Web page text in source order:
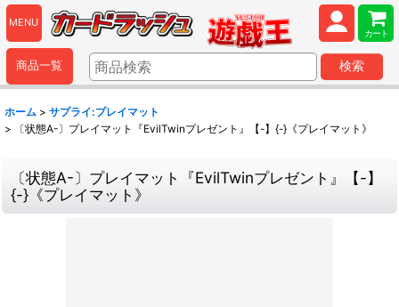
MENU
カート
商品一覧 検索
ホーム > サプライ:プレイマット
>
〔状態A-〕プレイマット『EvilTwinプレゼント』【-】{-}《プレイマット》
〔状態A-〕プレイマット『EvilTwinプレゼント』【-】
{-}《プレイマット》